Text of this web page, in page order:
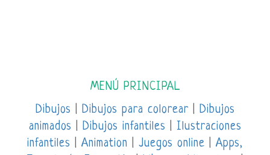
MENÚ PRINCIPAL
Dibujos | Dibujos para colorear| Dibujos
animados | Dibujos infantiles | Ilustraciones
infantiles | Animation | Juegos online | Apps,